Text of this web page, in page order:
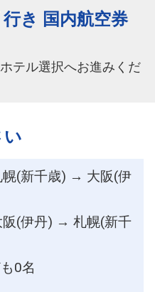
き 国内航空券
テル選択へお進みくだ
い
(新千歳) → 大阪(伊
(伊丹) → 札幌(新千
0名